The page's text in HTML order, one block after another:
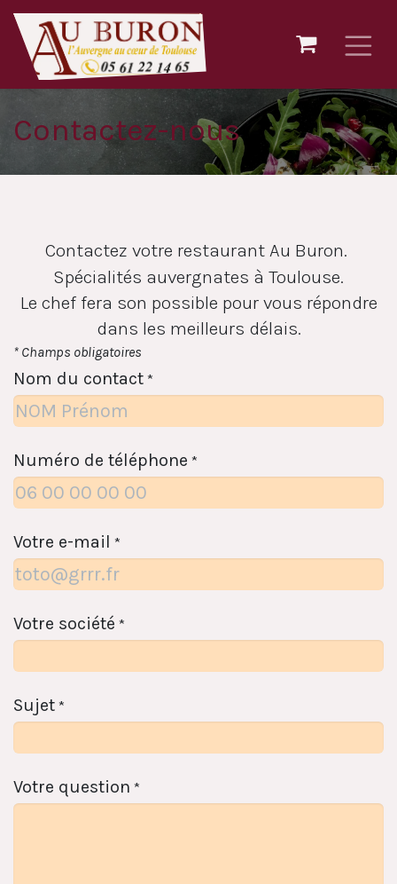
Ir al contenido
Contactez-nous
Contactez votre restaurant Au Buron.
Spécialités auvergnates à Toulouse.
Le chef fera son possible pour vous répondre
dans les meilleurs délais.
* Champs obligatoires
Nom du contact *
Numéro de téléphone *
Votre e-mail *
Votre société *
Sujet *
Votre question *